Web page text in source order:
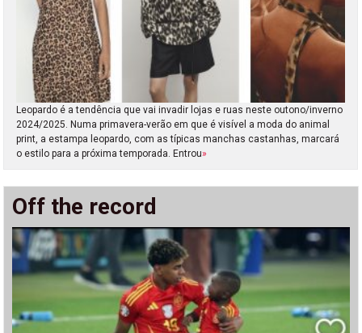
Leopardo é a tendência que vai invadir lojas e ruas neste outono/inverno
2024/2025. Numa primavera-verão em que é visível a moda do animal
print, a estampa leopardo, com as típicas manchas castanhas, marcará
o estilo para a próxima temporada. Entrou»
Off the record